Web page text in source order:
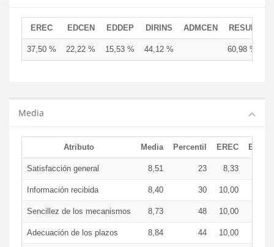
EREC EDCEN EDDEP DIRINS ADMCEN RESUD
37,50 % 22,22 % 15,53 % 44,12 % 60,98 %
Media
Atributo Media Percentil EREC
Satisfacción general 8,51 23 8,33
Información recibida 8,40 30 10,00
Sencillez de los mecanismos 8,73 48 10,00
Adecuación de los plazos 8,84 44 10,00